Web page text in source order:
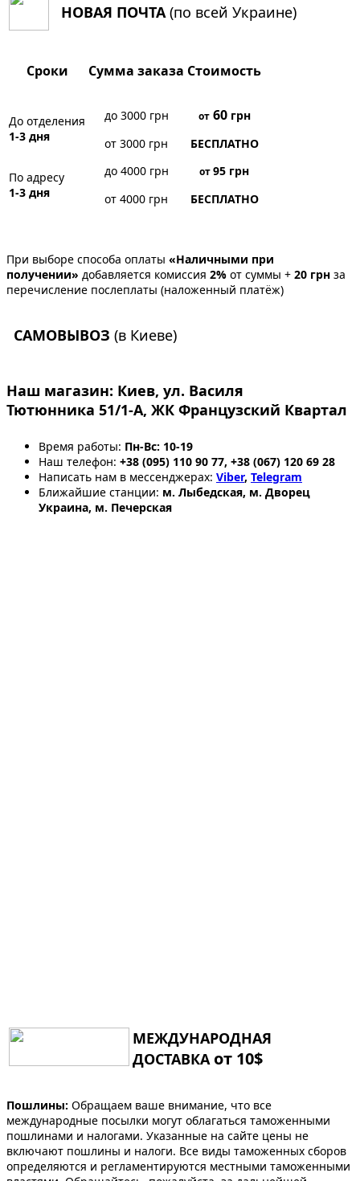
НОВАЯ ПОЧТА (по всей Украине)
Сроки Сумма заказа Стоимость
До отделения
1-3 дня
до 3000 грн от60грн
от 3000 грн
БЕСПЛАТНО
По адресу
1-3 дня
до 4000 грн от95 грн
от 4000 грн
БЕСПЛАТНО
При выборе способа оплаты «Наличными при
получении» добавляется комиссия 2% от суммы + 20 грн за
перечисление послеплаты (наложенный платёж)
САМОВЫВОЗ (в Киеве)
Наш магазин: Киев, ул. Василя
Тютюнника 51/1-А, ЖК Французский Квартал
Время работы: Пн-Вс: 10-19
Наш телефон: +38 (095) 110 90 77, +38 (067) 120 69 28
Написать нам в мессенджерах: Viber, Telegram
Ближайшие станции: м. Лыбедская, м. Дворец
Украина, м. Печерская
МЕЖДУНАРОДНАЯ
ДОСТАВКА от 10$
Пошлины: Обращаем ваше внимание, что все
международные посылки могут облагаться таможенными
пошлинами и налогами. Указанные на сайте цены не
включают пошлины и налоги. Все виды таможенных сборов
определяются и регламентируются местными таможенными